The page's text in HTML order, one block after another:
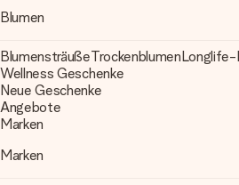
Blumen
BlumensträußeTrockenblumenLonglife-
Wellness Geschenke
Neue Geschenke
Angebote
Marken
Marken